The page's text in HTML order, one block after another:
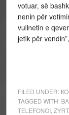
votuar, së
nenin për
vullnetin e
jetik për
FILED UNDER:
TAGGED WITH:
TELEFONOI,